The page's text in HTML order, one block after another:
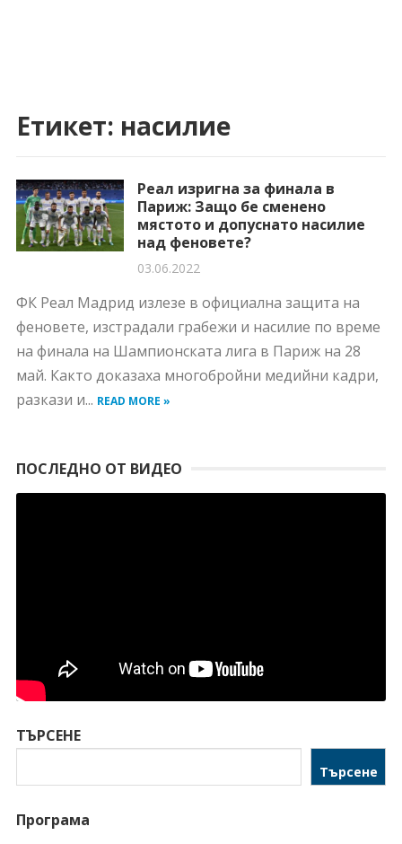
Етикет: насилие
Реал изригна за финала в
Париж: Защо бе сменено
мястото и допуснато насилие
над феновете?
03.06.2022
ФК Реал Мадрид излезе в официална защита на
феновете, изстрадали грабежи и насилие по време
на финала на Шампионската лига в Париж на 28
май. Както доказаха многобройни медийни кадри,
разкази и... READ MORE »
ПОСЛЕДНО ОТ ВИДЕО
ТЪРСЕНЕ
Търсене
Програма